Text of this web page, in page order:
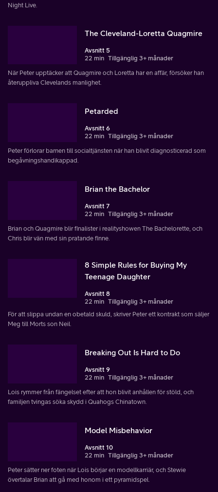
Night Live.
The Cleveland-Loretta Quagmire
Avsnitt 5
22 min Tillgänglig 3+ månader
När Peter upptäcker att Quagmire och Loretta har en affär, försöker han
återuppliva Clevelands manlighet.
Petarded
Avsnitt 6
22 min Tillgänglig 3+ månader
Peter förlorar barnen till socialtjänsten när han blivit diagnosticerad som
begåvningshandikappad.
Brian the Bachelor
Avsnitt 7
22 min Tillgänglig 3+ månader
Brian och Quagmire blir finalister i realityshowen The Bachelorette, och
Chris blir vän med sin pratande finne.
8 Simple Rules for Buying My
Teenage Daughter
Avsnitt 8
22 min Tillgänglig 3+ månader
För att slippa undan en obetald skuld, skriver Peter ett kontrakt som säljer
Meg till Morts son Neil.
Breaking Out Is Hard to Do
Avsnitt 9
22 min Tillgänglig 3+ månader
Lois rymmer från fängelset efter att hon blivit anhållen för stöld, och
familjen tvingas söka skydd i Quahogs Chinatown.
Model Misbehavior
Avsnitt 10
22 min Tillgänglig 3+ månader
Peter sätter ner foten när Lois börjar en modellkarriär, och Stewie
övertalar Brian att gå med honom i ett pyramidspel.